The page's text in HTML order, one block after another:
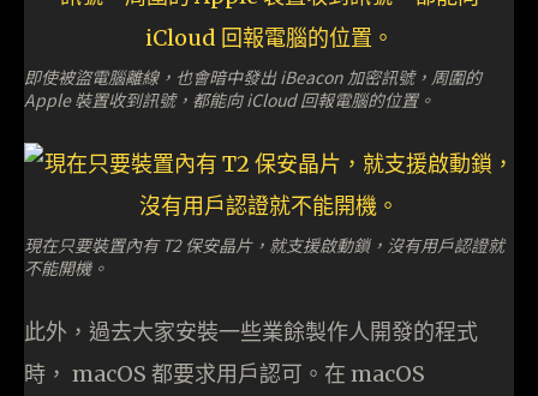
即使被盜電腦離線，也會暗中發出 iBeacon 加密訊號，周圍的
Apple 裝置收到訊號，都能向 iCloud 回報電腦的位置。
現在只要裝置內有 T2 保安晶片，就支援啟動鎖，沒有用戶認證就
不能開機。
此外，過去大家安裝一些業餘製作人開發的程式
時， macOS 都要求用戶認可。在 macOS